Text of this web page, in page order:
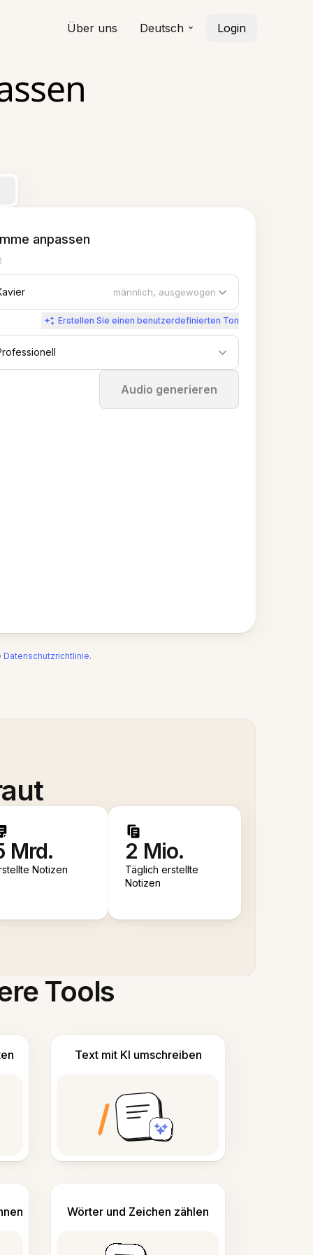
Über uns Deutsch Login
anpassen
männlich, ausgewogen
Erstellen Sie einen benutzerdefinierten Ton
Audio generieren
Stoppen
Datenschutzrichtlinie.
Mrd.
Notizen
2 Mio.
Täglich erstellte
Notizen
Tools
Text mit KI umschreiben
Wörter und Zeichen zählen